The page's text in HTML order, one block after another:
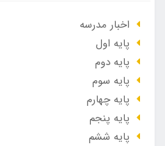
اخبار مدرسه
پایه اول
پایه دوم
پایه سوم
پایه چهارم
پایه پنجم
پایه ششم